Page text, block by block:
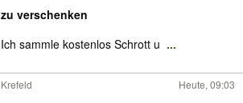
zu verschenken
Ich sammle kostenlos Schrott u ...
Krefeld Heute, 09:03